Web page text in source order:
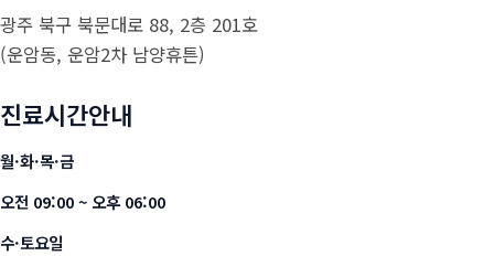
광주 북구 북문대로 88, 2층 201호
(운암동, 운암2차 남양휴튼)
진료시간안내
월·화·목·금
오전 09:00 ~ 오후 06:00
수·토요일